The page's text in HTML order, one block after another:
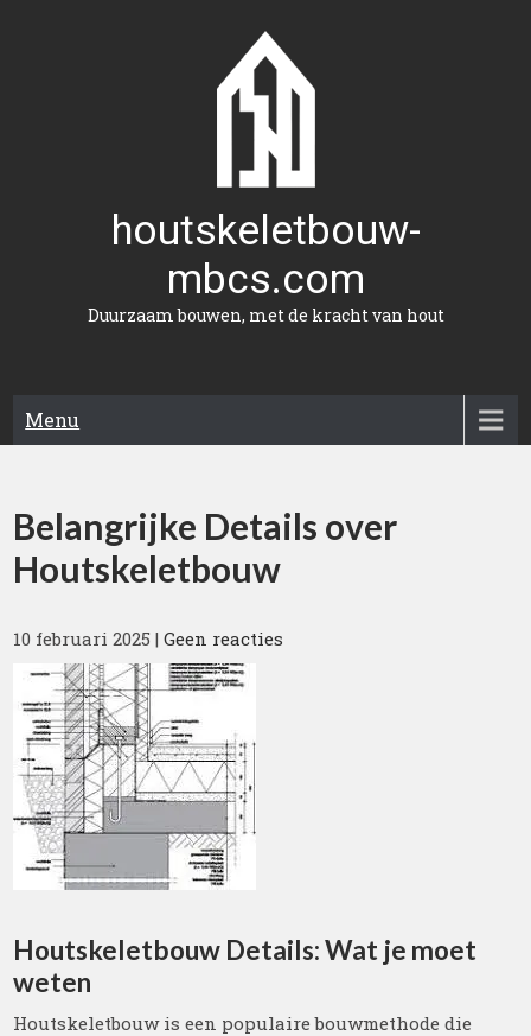
houtskeletbouw-
mbcs.com
Duurzaam bouwen, met de kracht van hout
Menu
Belangrijke Details over
Houtskeletbouw
10 februari 2025 |Geen reacties
Houtskeletbouw Details: Wat je moet
weten
Houtskeletbouw is een populaire bouwmethode die